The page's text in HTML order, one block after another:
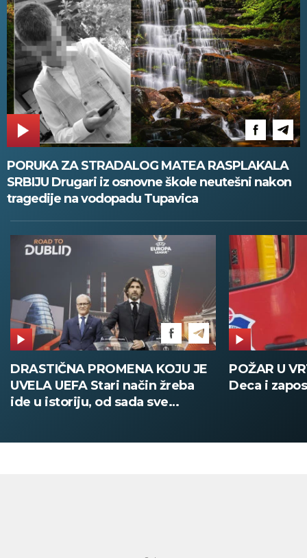
PORUKA ZA STRADALOG MATEA RASPLAKALA
SRBIJU Drugari iz osnovne škole neutešni nakon
tragedije na vodopadu Tupavica
DRASTIČNA PROMENA KOJU JE
UVELA UEFA Stari način žreba
ide u istoriju, od sada sve
POŽAR U
Deca i